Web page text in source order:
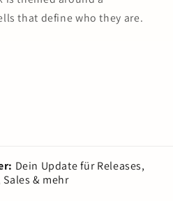
that define who they are.
Dein Update für Releases,
Sales & mehr